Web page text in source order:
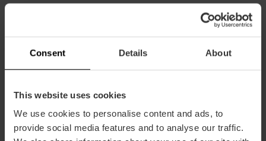
Consent Details About
This website uses cookies
We use cookies to personalise content and ads, to
provide social media features and to analyse our traffic.
Cómo llegar
Bus
13,19,24,25,35,94,95